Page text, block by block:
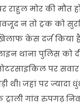
राहुल मोर की मौत
न तो ट्रक को
केस दर्ज किया
थाना पुलिस को
पर
जहां पर ज्यादा
ट्राली गांव रुपगढ़